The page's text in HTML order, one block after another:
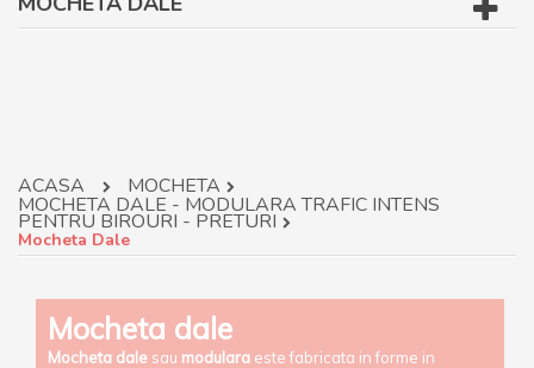
ACASA MOCHETA
MOCHETA DALE - MODULARA TRAFIC INTENS
PENTRU BIROURI - PRETURI
Mocheta Dale
Mocheta dale
Mocheta dale sau modulara este fabricata in forme in